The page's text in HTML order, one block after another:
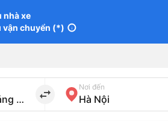
nhà xe
vận chuyển (*) info
import_export
Nơi đến